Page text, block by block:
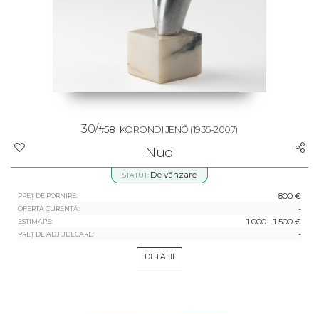
30/#58 KORONDI JENŐ(1935-2007)
Nud
STATUT: De vânzare
PREȚ DE PORNIRE: 800 €
OFERTA CURENTĂ: -
ESTIMARE: 1 000 - 1 500 €
PREȚ DE ADJUDECARE: -
DETALII